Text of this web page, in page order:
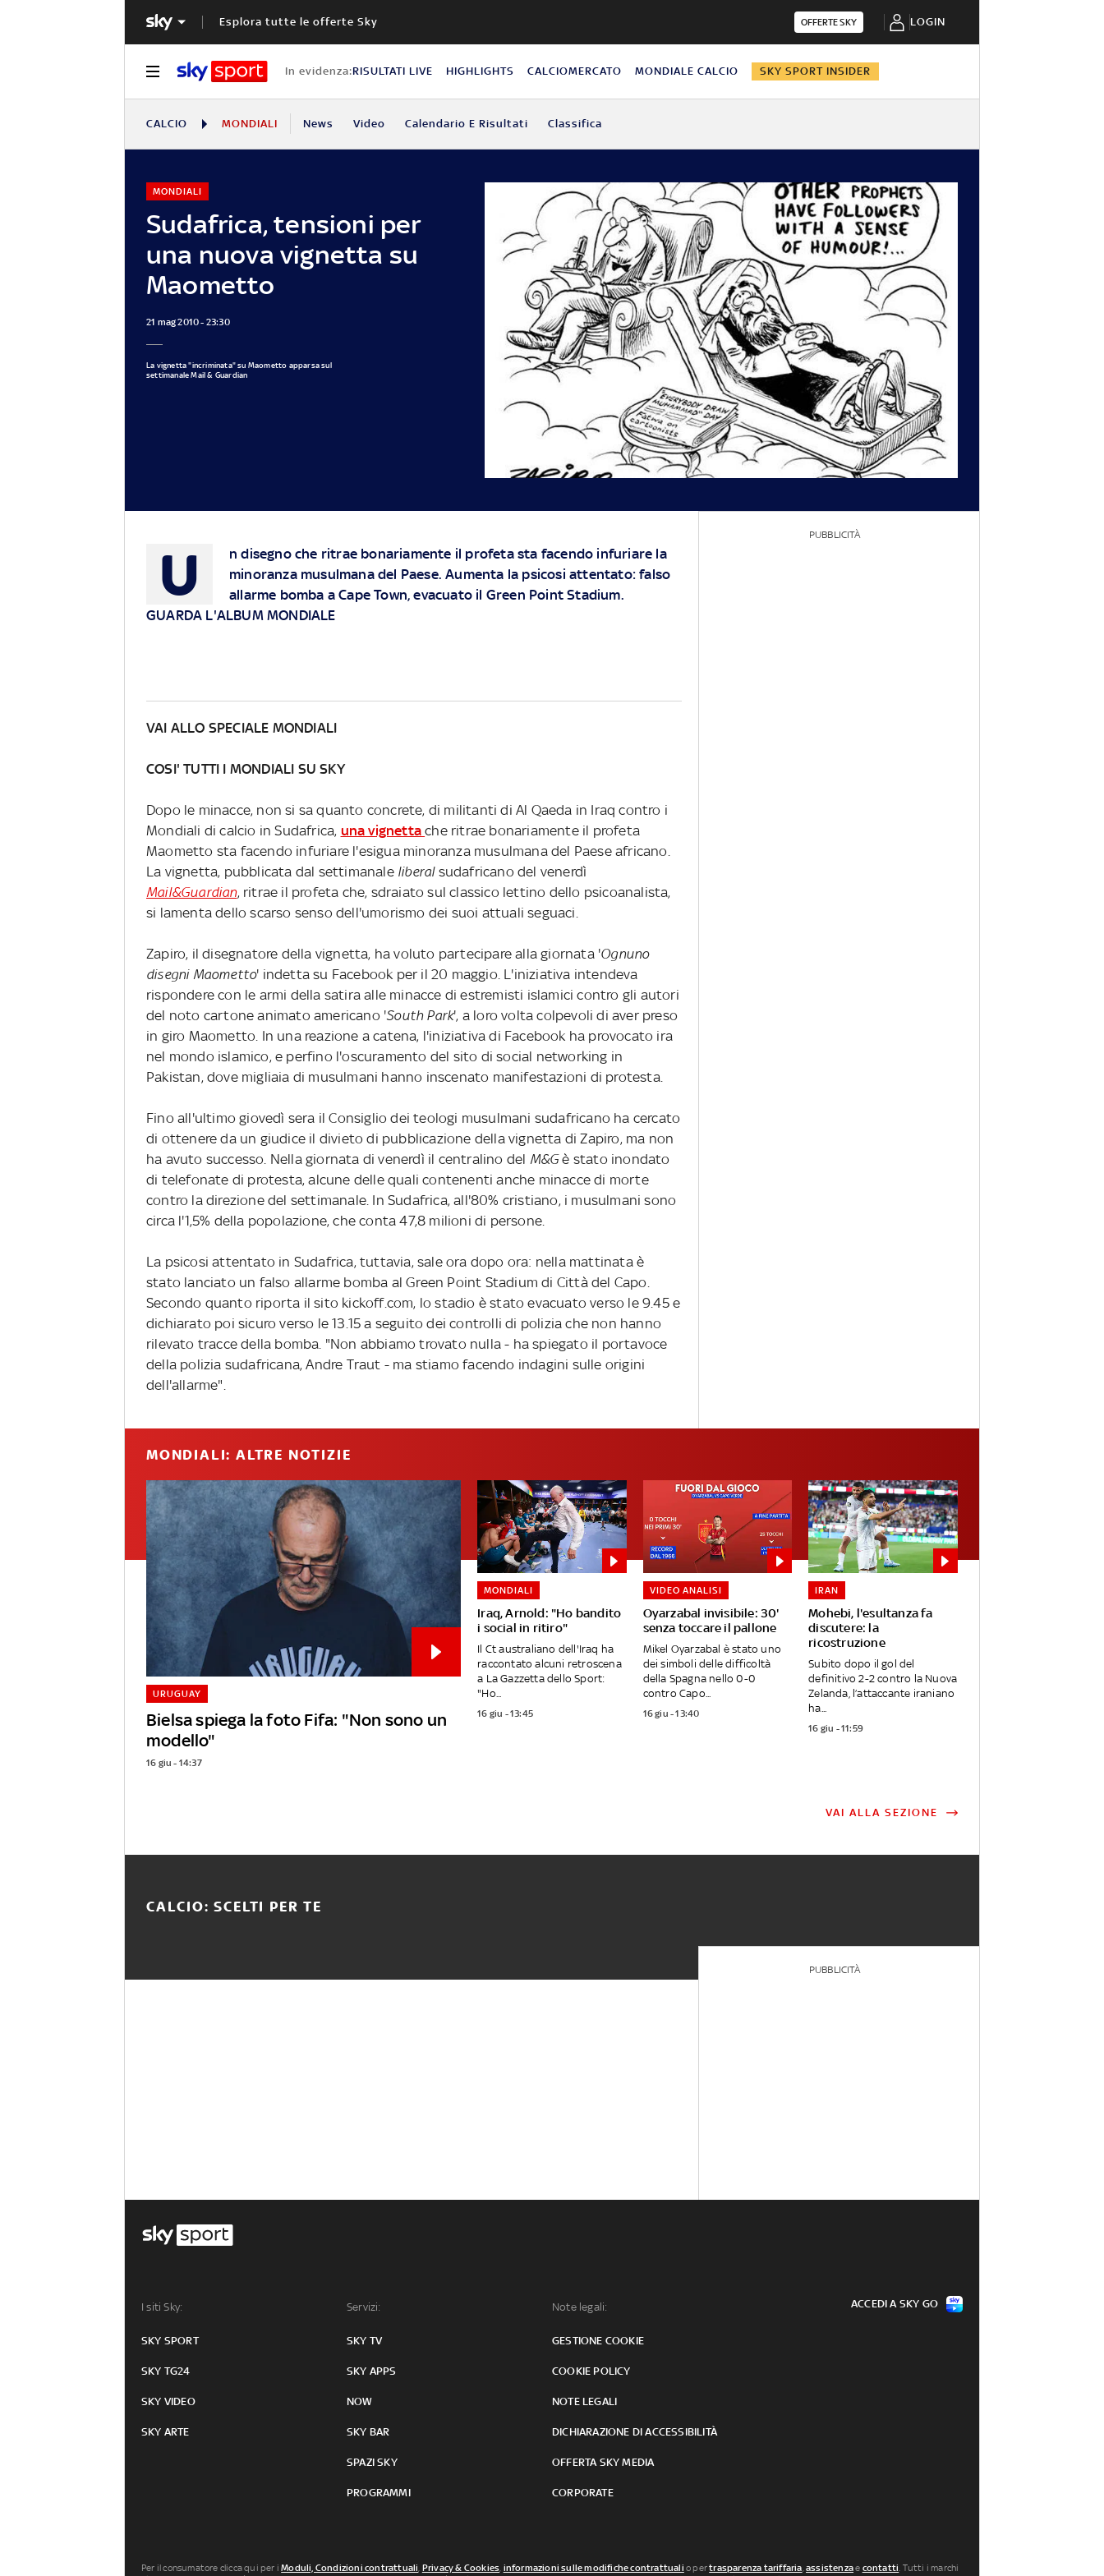
Esplora tutte le offerte Sky OFFERTE SKY LOGIN
In evidenza:RISULTATI LIVE HIGHLIGHTS CALCIOMERCATO MONDIALE CALCIO SKY SPORT INSIDER
CALCIO MONDIALI News Video Calendario E Risultati Classifica
Sudafrica, tensioni per
una nuova vignetta su
Maometto
MONDIALI
21 mag 2010 - 23:30
La vignetta "incriminata" su Maometto apparsa sul
settimanale Mail & Guardian
U
n disegno che ritrae bonariamente il profeta sta facendo infuriare la
minoranza musulmana del Paese. Aumenta la psicosi attentato: falso
allarme bomba a Cape Town, evacuato il Green Point Stadium.
GUARDA L'ALBUM MONDIALE
VAI ALLO SPECIALE MONDIALI
COSI' TUTTI I MONDIALI SU SKY
Dopo le minacce, non si sa quanto concrete, di militanti di Al Qaeda in Iraq contro i
Mondiali di calcio in Sudafrica, una vignettache ritrae bonariamente il profeta
Maometto sta facendo infuriare l'esigua minoranza musulmana del Paese africano.
La vignetta, pubblicata dal settimanale liberalsudafricano del venerdì
Mail&Guardian, ritrae il profeta che, sdraiato sul classico lettino dello psicoanalista,
si lamenta dello scarso senso dell'umorismo dei suoi attuali seguaci.
Zapiro, il disegnatore della vignetta, ha voluto partecipare alla giornata 'Ognuno
disegni Maometto' indetta su Facebook per il 20 maggio. L'iniziativa intendeva
rispondere con le armi della satira alle minacce di estremisti islamici contro gli autori
del noto cartone animato americano 'South Park', a loro volta colpevoli di aver preso
in giro Maometto. In una reazione a catena, l'iniziativa di Facebook ha provocato ira
nel mondo islamico, e perfino l'oscuramento del sito di social networking in
Pakistan, dove migliaia di musulmani hanno inscenato manifestazioni di protesta.
Fino all'ultimo giovedì sera il Consiglio dei teologi musulmani sudafricano ha cercato
di ottenere da un giudice il divieto di pubblicazione della vignetta di Zapiro, ma non
ha avuto successo. Nella giornata di venerdì il centralino del M&Gè stato inondato
di telefonate di protesta, alcune delle quali contenenti anche minacce di morte
contro la direzione del settimanale. In Sudafrica, all'80% cristiano, i musulmani sono
circa l'1,5% della popolazione, che conta 47,8 milioni di persone.
La psicosi attentato in Sudafrica, tuttavia, sale ora dopo ora: nella mattinata è
stato lanciato un falso allarme bomba al Green Point Stadium di Città del Capo.
Secondo quanto riporta il sito kickoff.com, lo stadio è stato evacuato verso le 9.45 e
dichiarato poi sicuro verso le 13.15 a seguito dei controlli di polizia che non hanno
rilevato tracce della bomba. "Non abbiamo trovato nulla - ha spiegato il portavoce
della polizia sudafricana, Andre Traut - ma stiamo facendo indagini sulle origini
dell'allarme".
PUBBLICITÀ
MONDIALI: ALTRE NOTIZIE
Bielsa spiega la foto Fifa: "Non sono un
modello"
URUGUAY
16 giu - 14:37
Iraq, Arnold: "Ho bandito
i social in ritiro"
MONDIALI
Il Ct australiano dell'Iraq ha
raccontato alcuni retroscena
a La Gazzetta dello Sport:
"Ho...
16 giu - 13:45
Oyarzabal invisibile: 30'
senza toccare il pallone
VIDEO ANALISI
Mikel Oyarzabal è stato uno
dei simboli delle difficoltà
della Spagna nello 0-0
contro Capo...
16 giu - 13:40
Mohebi, l'esultanza fa
discutere: la
ricostruzione
IRAN
Subito dopo il gol del
definitivo 2-2 contro la Nuova
Zelanda, l’attaccante iraniano
ha...
16 giu - 11:59
VAI ALLA SEZIONE
CALCIO: SCELTI PER TE
PUBBLICITÀ
I siti Sky:
SKY SPORT
SKY TG24
SKY VIDEO
SKY ARTE
Servizi:
SKY TV
SKY APPS
NOW
SKY BAR
SPAZI SKY
PROGRAMMI
Note legali:
GESTIONE COOKIE
COOKIE POLICY
NOTE LEGALI
DICHIARAZIONE DI ACCESSIBILITÀ
OFFERTA SKY MEDIA
CORPORATE
ACCEDI A SKY GO
Per il consumatore clicca qui per iModuli, Condizioni contrattuali, Privacy & Cookies, informazioni sulle modifiche contrattuali o pertrasparenza tariffaria,assistenzae contatti. Tutti i marchi